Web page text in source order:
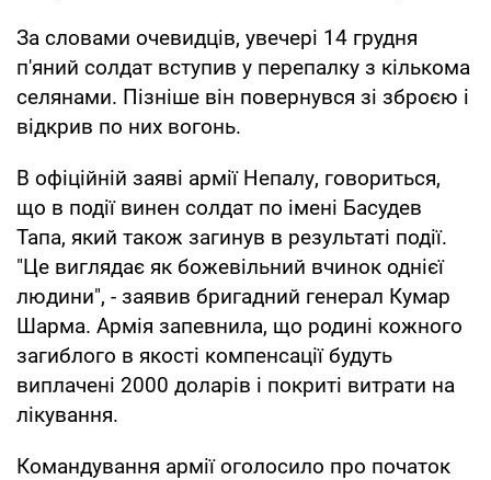
За словами очевидців, увечері 14 грудня
п'яний солдат вступив у перепалку з кількома
селянами. Пізніше він повернувся зі зброєю і
відкрив по них вогонь.
В офіційній заяві армії Непалу, говориться,
що в події винен солдат по імені Басудев
Тапа, який також загинув в результаті події.
"Це виглядає як божевільний вчинок однієї
людини", - заявив бригадний генерал Кумар
Шарма. Армія запевнила, що родині кожного
загиблого в якості компенсації будуть
виплачені 2000 доларів і покриті витрати на
лікування.
Командування армії оголосило про початок